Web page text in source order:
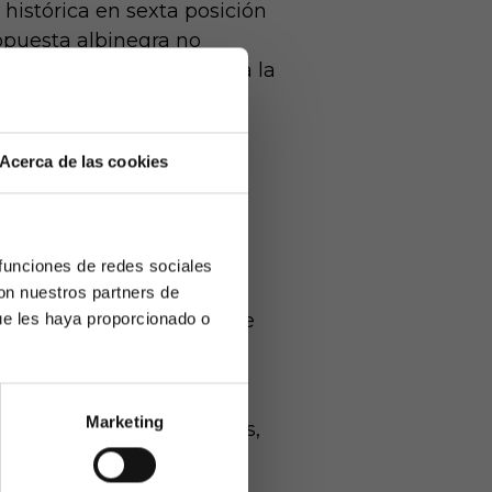
Acerca de las cookies
de redes sociales
nuestros partners de
les haya proporcionado o
Marketing
a
mayores
con
en sexta posición
albinegra no
que ha enamorado a la
lleno hasta la
rivales.
mochila mental que
desarbolar a
tierras castellonenses,